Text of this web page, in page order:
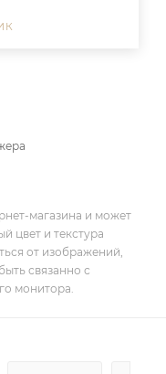
магазина и может
цвет и текстура
от изображений,
связанно с
монитора.